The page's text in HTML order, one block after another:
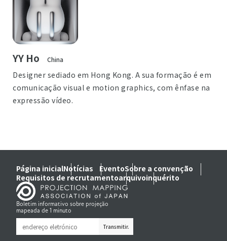
YY Ho China
Designer sediado em Hong Kong. A sua formação é em
comunicação visual e motion graphics, com ênfase na
expressão vídeo.
Página inicialNotícias EventoSobre a convenção
Requisitos de recrutamentoarquivoinquérito
Boletim informativo sobre projeção
mapeada de 1 minuto